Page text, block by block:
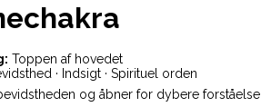
Toppen af hovedet
· Indsigt · Spirituel orden
og åbner for dybere forståelse